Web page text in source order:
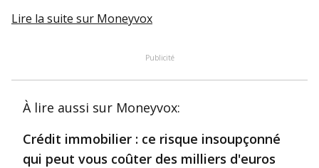
Lire la suite sur Moneyvox
Publicité
À lire aussi sur Moneyvox:
Crédit immobilier : ce risque insoupçonné
qui peut vous coûter des milliers d'euros